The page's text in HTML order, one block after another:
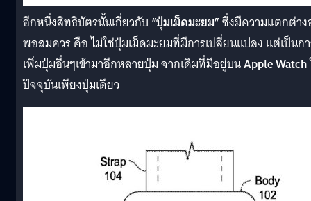
อีกหนึ่งสิทธิบัตรนั้นเกี่ยวกับ “ปุ่มเม็ดมะยม”ซึ่งมีความแตกต่า
พอสมควร คือ ไม่ใช่ปุ่มเม็ดมะยมที่มีการเปลี่ยนแปลง แต่เป็นก
เพิ่มปุ่มอื่นๆเข้ามาอีกหลายปุ่ม จากเดิมที่มีอยู่บนApple Watch
ปัจจุบันเพียงปุ่มเดียว